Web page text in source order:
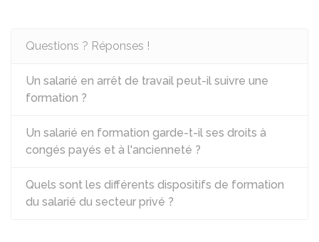
Questions ? Réponses !
Un salarié en arrêt de travail peut-il suivre une
formation ?
Un salarié en formation garde-t-il ses droits à
congés payés et à l'ancienneté ?
Quels sont les différents dispositifs de formation
du salarié du secteur privé ?